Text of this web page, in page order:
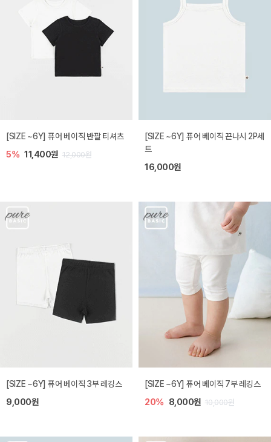
[SIZE ~6Y] 퓨어 베이직 반팔 티셔츠
5% 11,400원 12,000원
[SIZE ~6Y] 퓨어 베이직 끈나시 2P세
트
16,000원
[SIZE ~6Y] 퓨어 베이직 3부 레깅스
9,000원
[SIZE ~6Y] 퓨어 베이직 7부 레깅스
20% 8,000원 10,000원